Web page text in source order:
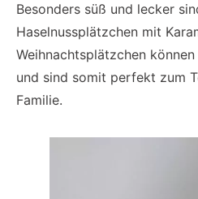
Besonders süß und lecker
Haselnussplätzchen mit
Weihnachtsplätzchen
und sind somit perfekt zum
Familie.